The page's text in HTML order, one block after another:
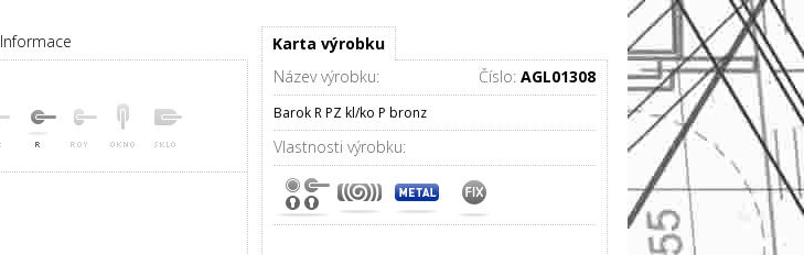
Karta výrobku
Název výrobku: Číslo: AGL01308
Barok R PZ kl/ko P bronz
Vlastnosti výrobku:
Informace